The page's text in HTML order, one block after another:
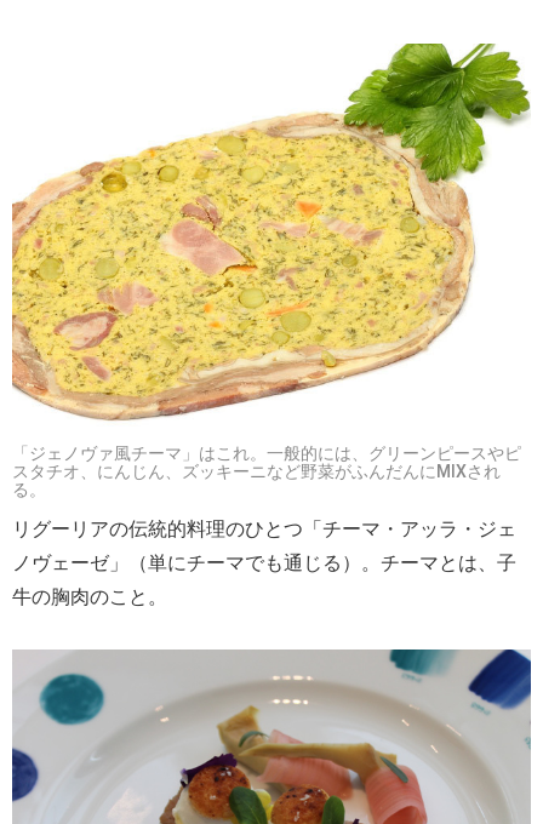
「ジェノヴァ風チーマ」はこれ。一般的には、グリーンピースやピ
スタチオ、にんじん、ズッキーニなど野菜がふんだんにMIXされ
る。
リグーリアの伝統的料理のひとつ「チーマ・アッラ・ジェ
ノヴェーゼ」（単にチーマでも通じる）。チーマとは、子
牛の胸肉のこと。